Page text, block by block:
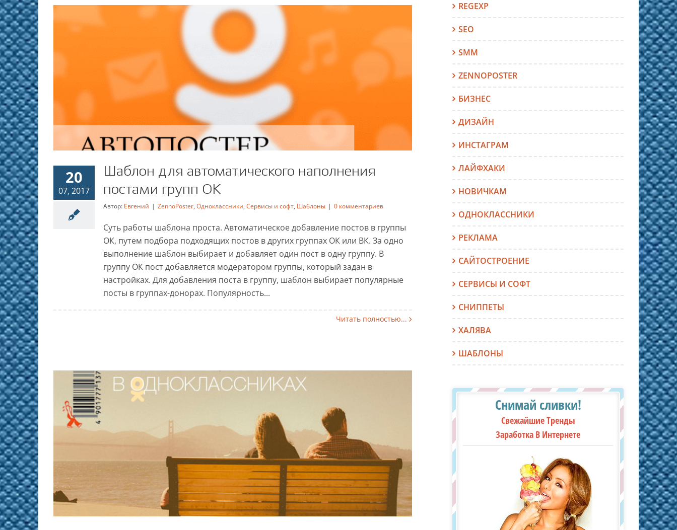
постами групп ОК
ZennoPoster Одноклассники Сервисы и софт Шаблоны
20
07, 2017
Шаблон для автоматического наполнения
постами групп ОК
Автор: Евгений | ZennoPoster, Одноклассники, Сервисы и софт, Шаблоны | 0 комментариев
Суть работы шаблона проста. Автоматическое добавление постов в группы
ОК, путем подбора подходящих постов в других группах ОК или ВК. За одно
выполнение шаблон выбирает и добавляет один пост в одну группу. В
группу ОК пост добавляется модератором группы, который задан в
настройках. Для добавления поста в группу, шаблон выбирает популярные
посты в группах-донорах. Популярность...
Читать полностью...
REGEXP
SEO
SMM
ZENNOPOSTER
БИЗНЕС
ДИЗАЙН
ИНСТАГРАМ
ЛАЙФХАКИ
НОВИЧКАМ
ОДНОКЛАССНИКИ
РЕКЛАМА
САЙТОСТРОЕНИЕ
СЕРВИСЫ И СОФТ
СНИППЕТЫ
ХАЛЯВА
ШАБЛОНЫ
Снимай сливки!
Свежайшие Тренды
Заработка В Интернете